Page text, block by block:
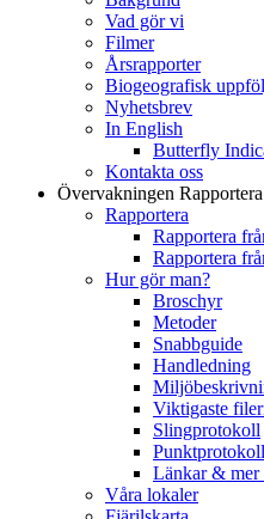
Vad gör vi
Filmer
Årsrapporter
Biogeografisk
Nyhetsbrev
In English
Butterfly
Kontakta oss
Övervakningen
Rapportera
Rapportera
Rapportera
Hur gör man?
Broschyr
Metoder
Snabbguide
Handledning
Viktigaste
Slingprotokoll
Punktprotokoll
Länkar & mer
Våra lokaler